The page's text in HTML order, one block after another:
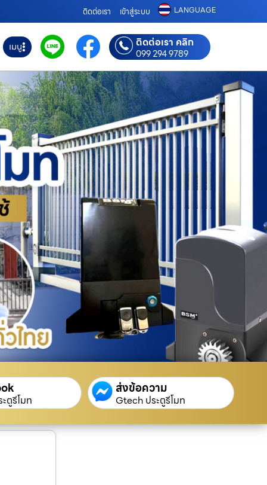
ติดต่อเรา เข้าสู่ระบบ LANGUAGE
เมนู ติดต่อเรา คลิก
099 294 9789
ตูรีโมท
ส่งข้อความ
Gtech ประตูรีโมท